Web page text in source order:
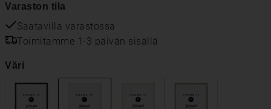
Varaston tila
Saatavilla varastossa
Toimitamme 1-3 päivän sisällä
Väri